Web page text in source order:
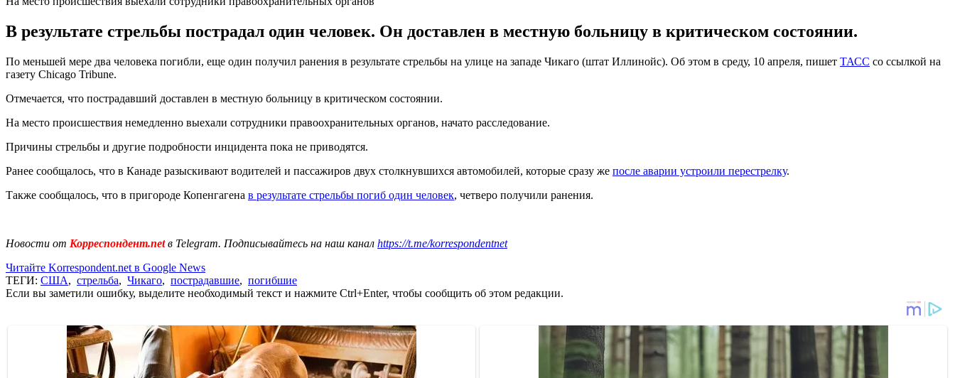
В результате стрельбы пострадал один человек. Он доставлен в местную больницу в критическом состоянии.
По меньшей мере два человека погибли, еще один получил ранения в результате стрельбы на улице на западе Чикаго (штат Иллинойс). Об этом в среду, 10 апреля, пишет ТАСС со ссылкой на
газету Chicago Tribune.
Отмечается, что пострадавший доставлен в местную больницу в критическом состоянии.
На место происшествия немедленно выехали сотрудники правоохранительных органов, начато расследование.
Причины стрельбы и другие подробности инцидента пока не приводятся.
Ранее сообщалось, что в Канаде разыскивают водителей и пассажиров двух столкнувшихся автомобилей, которые сразу же после аварии устроили перестрелку.
Также сообщалось, что в пригороде Копенгагена в результате стрельбы погиб один человек, четверо получили ранения.
Новости от Корреспондент.netв Telegram. Подписывайтесь на наш канал https://t.me/korrespondentnet
Читайте Korrespondent.net в Google News
ТЕГИ: США, стрельба, Чикаго, пострадавшие, погибшие
Если вы заметили ошибку, выделите необходимый текст и нажмите Ctrl+Enter, чтобы сообщить об этом редакции.